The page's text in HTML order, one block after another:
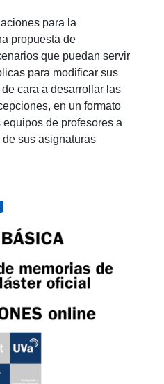
para la
propuesta de
que puedan servir
para modificar sus
cara a desarrollar las
en un formato
de profesores a
sus asignaturas